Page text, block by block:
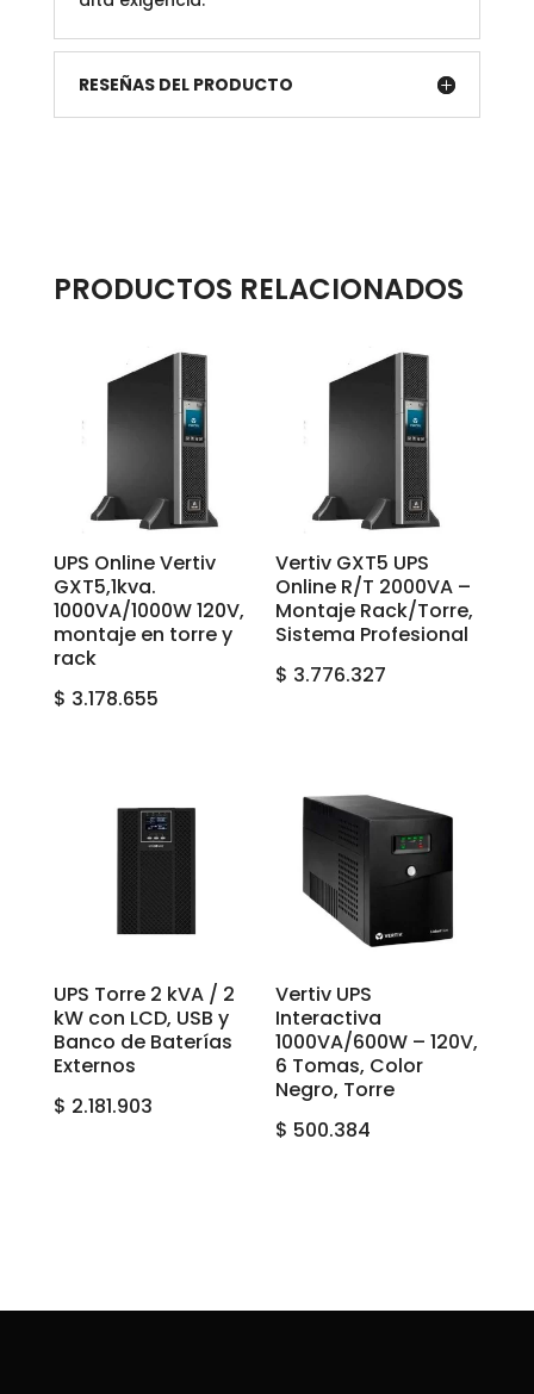
RESEÑAS DEL PRODUCTO
PRODUCTOS RELACIONADOS
UPS Online Vertiv
GXT5,1kva.
1000VA/1000W 120V,
montaje en torre y
rack
$ 3.178.655
Vertiv GXT5 UPS
Online R/T 2000VA –
Montaje Rack/Torre,
Sistema Profesional
$ 3.776.327
UPS Torre 2 kVA / 2
kW con LCD, USB y
Banco de Baterías
Externos
$ 2.181.903
Vertiv UPS
Interactiva
1000VA/600W – 120V,
6 Tomas, Color
Negro, Torre
$ 500.384